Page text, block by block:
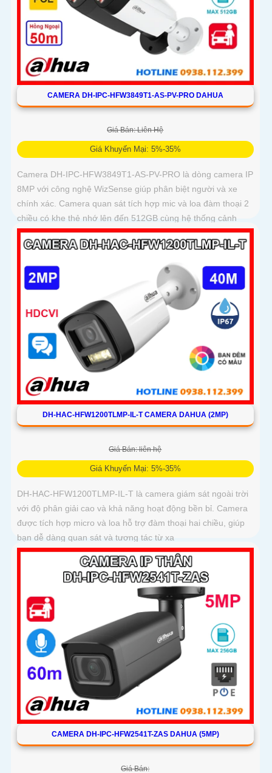
CAMERA DH-IPC-HFW3849T1-AS-PV-PRO DAHUA
Giá Bán: Liên Hệ
Giá Khuyến Mại: 5%-35%
Camera DH-IPC-HFW3849T1-AS-PV-PRO là dòng camera IP
8MP với công nghệ WizSense giúp phân biệt người và xe
chính xác. Camera quan sát tích hợp mic và loa đàm thoại 2
chiều có khe thẻ nhớ lên đến 512GB cùng hệ thống cảnh
báo chủ động với đèn xanh đỏ và âm thanh
DH-HAC-HFW1200TLMP-IL-T CAMERA DAHUA (2MP)
Giá Bán: liên hệ
Giá Khuyến Mại: 5%-35%
DH-HAC-HFW1200TLMP-IL-T là camera giám sát ngoài trời
với độ phân giải cao và khả năng hoạt động bền bỉ. Camera
được tích hợp micro và loa hỗ trợ đàm thoại hai chiều, giúp
bạn dễ dàng quan sát và tương tác từ xa
CAMERA DH-IPC-HFW2541T-ZAS DAHUA (5MP)
Giá Bán: